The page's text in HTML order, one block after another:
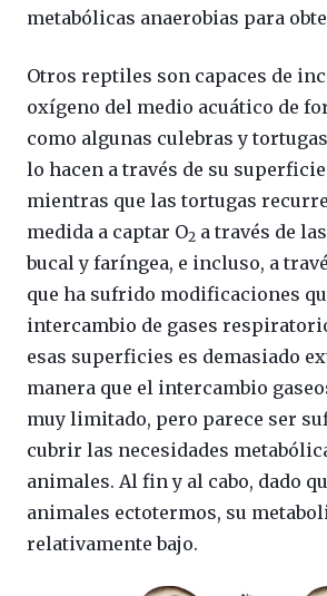
metabólicas anaerobias para
Otros reptiles son capaces de
oxígeno del medio acuático de
como algunas culebras y
lo hacen a través de su
mientras que las tortugas
medida a captar O2 a través de
bucal y faríngea, e incluso, a
que ha sufrido modificaciones
intercambio de gases
esas superficies es demasiado
manera que el intercambio
muy limitado, pero parece ser
cubrir las necesidades
animales. Al fin y al cabo, dado
animales ectotermos, su
relativamente bajo.